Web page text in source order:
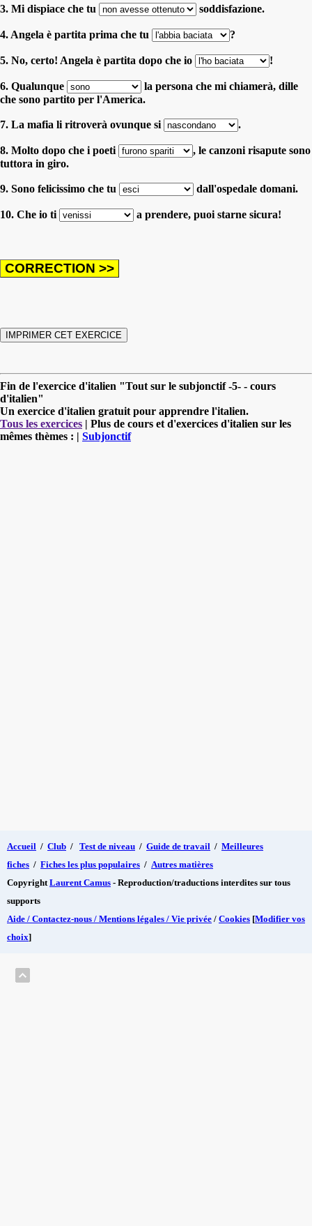
3. Mi dispiace che tu soddisfazione.
4. Angela è partita prima che tu ?
5. No, certo! Angela è partita dopo che io !
6. Qualunque
la persona che mi chiamerà, dille
che sono partito per l'America.
7. La mafia li ritroverà ovunque si .
8. Molto dopo che i poeti
, le canzoni risapute sono
tuttora in giro.
9. Sono felicissimo che tu dall'ospedale domani.
10. Che io ti a prendere, puoi starne sicura!
Fin de l'exercice d'italien "Tout sur le subjonctif -5- - cours
d'italien"
Un exercice d'italien gratuit pour apprendre l'italien.
Tous les exercices | Plus de cours et d'exercices d'italien sur les
mêmes thèmes : | Subjonctif
Accueil / Club / Test de niveau / Guide de travail / Meilleures
fiches / Fiches les plus populaires / Autres matières
Copyright Laurent Camus - Reproduction/traductions interdites sur tous
supports
Aide / Contactez-nous / Mentions légales / Vie privée / Cookies [Modifier vos
choix]